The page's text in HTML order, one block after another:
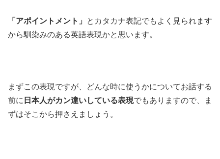
「アポイントメント」
とカタカナ表記でもよく見られます
から馴染みのある英語表現かと思います。
まずこの表現ですが、どんな時に使うかについてお話する
前に 日本人がカン違いしている表現でもありますので、ま
ずはそこから押さえましょう。